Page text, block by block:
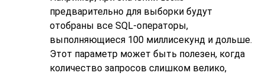
предварительно для выборки будут
отобраны все SQL-операторы,
выполняющиеся 100 миллисекунд и дольше.
Этот параметр может быть полезен, когда
количество запросов слишком велико,